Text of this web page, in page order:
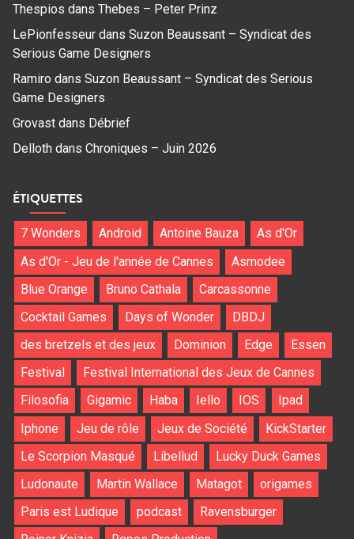
Thespios dans Thebes – Peter Prinz
LePionfesseur dans Suzon Beaussant – Syndicat des
Serious Game Designers
Ramiro dans Suzon Beaussant – Syndicat des Serious
Game Designers
Grovast dans Débrief
Delloth dans Chroniques – Juin 2026
ÉTIQUETTES
7 Wonders Android Antoine Bauza
As d'Or
As d'Or - Jeu de l'année de Cannes
Asmodee
Blue Orange
Bruno Cathala
Carcassonne
Cocktail Games
Days of Wonder
DBDJ
des bretzels et des jeux
Dominion Edge
Essen
Festival
Festival International des Jeux de Cannes
Filosofia
Gigamic Haba Iello IOS
Ipad
Iphone
Jeu de rôle Jeux de Société
KickStarter
Le Scorpion Masqué
Libellud
Lucky Duck Games
Ludonaute
Martin Wallace Matagot
origames
Paris est Ludique
podcast
Ravensburger